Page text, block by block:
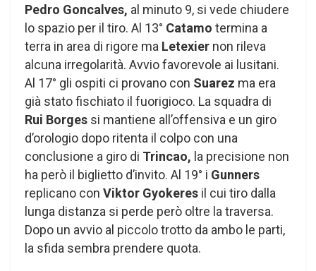
Pedro Goncalves, al minuto 9, si vede chiudere
lo spazio per il tiro. Al 13° Catamo termina a
terra in area di rigore ma Letexier non rileva
alcuna irregolarità. Avvio favorevole ai lusitani.
Al 17° gli ospiti ci provano con Suarez ma era
già stato fischiato il fuorigioco. La squadra di
Rui Borges si mantiene all’offensiva e un giro
d’orologio dopo ritenta il colpo con una
conclusione a giro di Trincao, la precisione non
ha però il biglietto d’invito. Al 19° i Gunners
replicano con Viktor Gyokeres il cui tiro dalla
lunga distanza si perde però oltre la traversa.
Dopo un avvio al piccolo trotto da ambo le parti,
la sfida sembra prendere quota.